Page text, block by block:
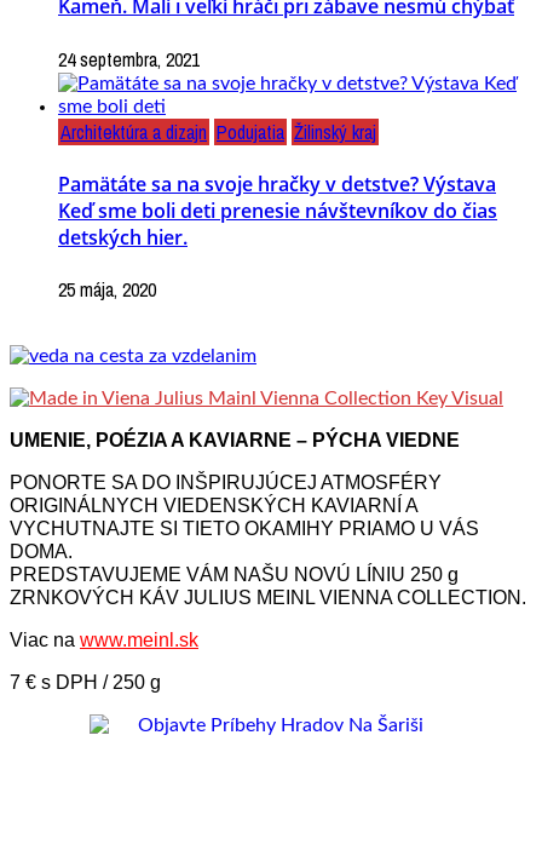
Kameň. Malí i veľkí hráči pri zábave nesmú chýbať
24 septembra, 2021
Architektúra a dizajn Podujatia Žilinský kraj
Pamätáte sa na svoje hračky v detstve? Výstava
Keď sme boli deti prenesie návštevníkov do čias
detských hier.
25 mája, 2020
UMENIE, POÉZIA A KAVIARNE – PÝCHA VIEDNE
PONORTE SA DO INŠPIRUJÚCEJ ATMOSFÉRY
ORIGINÁLNYCH VIEDENSKÝCH KAVIARNÍ A
VYCHUTNAJTE SI TIETO OKAMIHY PRIAMO U VÁS
DOMA.
PREDSTAVUJEME VÁM NAŠU NOVÚ LÍNIU 250 g
ZRNKOVÝCH KÁV JULIUS MEINL VIENNA COLLECTION.
Viac na www.meinl.sk
7 € s DPH / 250 g